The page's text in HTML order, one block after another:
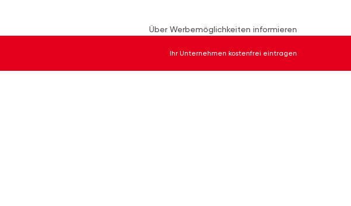
Über Werbemöglichkeiten informieren
Ihr Unternehmen kostenfrei eintragen